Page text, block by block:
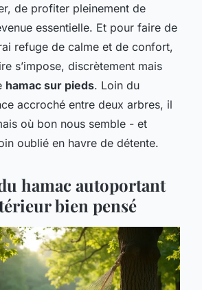
de profiter pleinement de
essentielle. Et pour faire de
refuge de calme et de confort,
s’impose, discrètement mais
hamac sur pieds. Loin du
accroché entre deux arbres, il
où bon nous semble - et
oublié en havre de détente.
hamac autoportant
bien pensé